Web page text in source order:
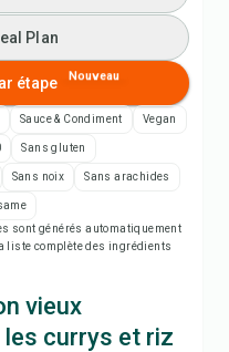
recette
Plan
étape Nouveau
Sauce & Condiment Vegan
Sans gluten
Sans noix Sans arachides
sont générés automatiquement
liste complète des ingrédients
vieux
currys et riz